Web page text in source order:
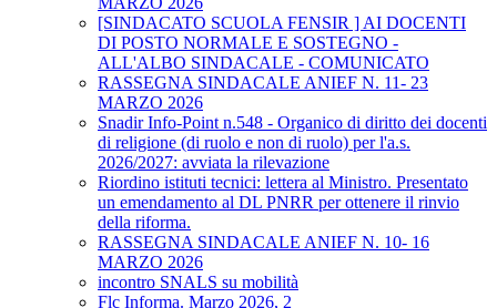
[SINDACATO SCUOLA FENSIR ] AI DOCENTI
DI POSTO NORMALE E SOSTEGNO -
ALL'ALBO SINDACALE - COMUNICATO
RASSEGNA SINDACALE ANIEF N. 11- 23
MARZO 2026
Snadir Info-Point n.548 - Organico di diritto dei docenti
di religione (di ruolo e non di ruolo) per l'a.s.
2026/2027: avviata la rilevazione
Riordino istituti tecnici: lettera al Ministro. Presentato
un emendamento al DL PNRR per ottenere il rinvio
della riforma.
RASSEGNA SINDACALE ANIEF N. 10- 16
MARZO 2026
incontro SNALS su mobilità
Flc Informa. Marzo 2026, 2